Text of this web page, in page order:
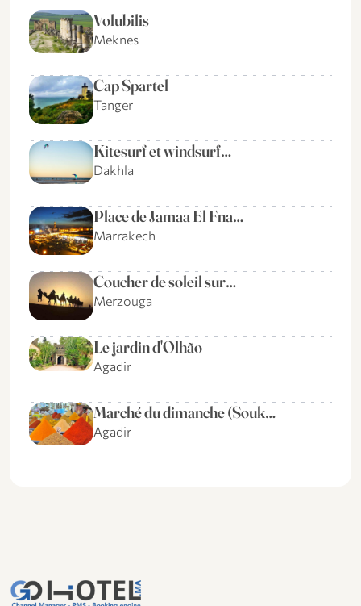
Volubilis
Meknes
Cap Spartel
Tanger
Kitesurf et windsurf…
Dakhla
Place de Jamaa El Fna…
Marrakech
Coucher de soleil sur…
Merzouga
Le jardin d'Olhão
Agadir
Marché du dimanche (Souk…
Agadir